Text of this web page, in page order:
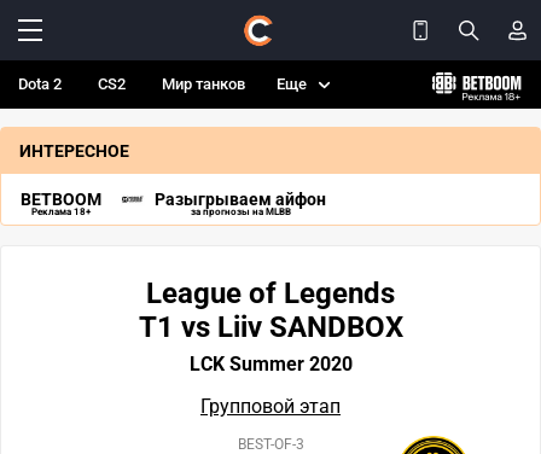
Dota 2 CS2 Мир танков Еще
ИНТЕРЕСНОЕ
BETBOOM
Реклама 18+
Разыгрываем айфон
за прогнозы на MLBB
League of Legends
T1 vs Liiv SANDBOX
LCK Summer 2020
Групповой этап
BEST-OF-3